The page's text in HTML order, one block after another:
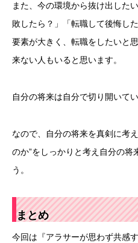
また、今の環境から抜け出した
敗したら？」「転職して後悔し
要素が大きく、転職をしたいと
来ない人もいると思います。
自分の将来は自分で切り開いて
なので、自分の将来を真剣に考
のか”をしっかりと考え自分の将
う。
まとめ
今回は『アラサーが思わず共感